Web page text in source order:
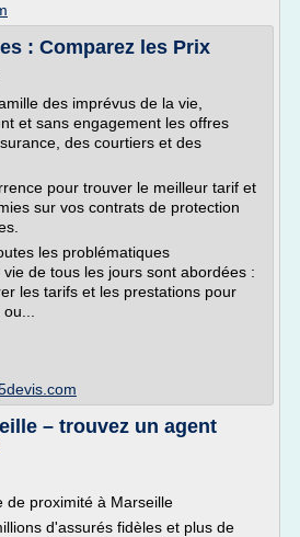
: Comparez les Prix
des imprévus de la vie,
et sans engagement les offres
des courtiers et des
pour trouver le meilleur tarif et
sur vos contrats de protection
les problématiques
de tous les jours sont abordées :
les tarifs et les prestations pour
– trouvez un agent
de proximité à Marseille
d'assurés fidèles et plus de